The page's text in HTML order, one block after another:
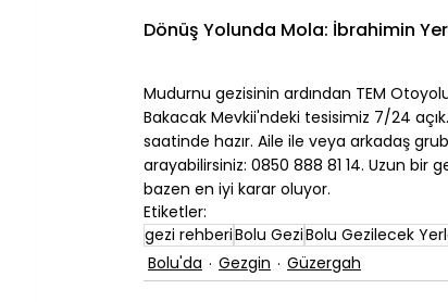
Dönüş Yolunda Mola: İbrahimin
Mudurnu gezisinin ardından TEM
Bakacak Mevkii'ndeki tesisimiz 7/24
saatinde hazır. Aile ile veya arkadaş
arayabilirsiniz: 0850 888 81 14. Uzun
bazen en iyi karar oluyor.
Etiketler:
gezi rehberiBolu GeziBolu Gezilecek
Bolu'da
Gezgin Güzergah